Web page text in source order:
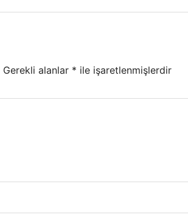
Gerekli alanlar * ile işaretlenmişlerdir